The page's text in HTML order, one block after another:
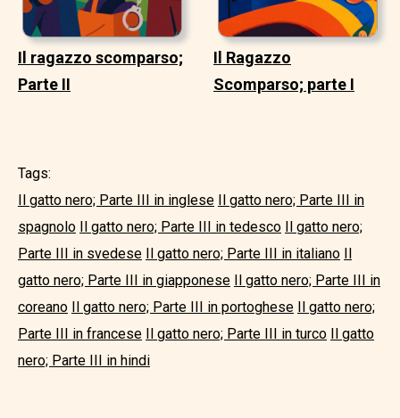
Il ragazzo scomparso;
Parte II
Il Ragazzo
Scomparso; parte I
Tags:
Il gatto nero; Parte III in inglese Il gatto nero; Parte III in
spagnolo Il gatto nero; Parte III in tedesco Il gatto nero;
Parte III in svedese Il gatto nero; Parte III in italiano Il
gatto nero; Parte III in giapponese Il gatto nero; Parte III in
coreano Il gatto nero; Parte III in portoghese Il gatto nero;
Parte III in francese Il gatto nero; Parte III in turco Il gatto
nero; Parte III in hindi